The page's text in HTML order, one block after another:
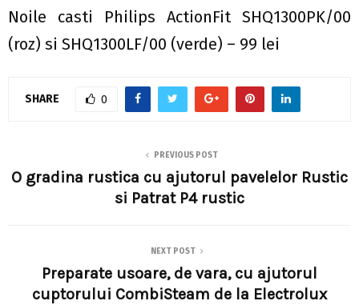
Noile casti Philips ActionFit SHQ1300PK/00
(roz) si SHQ1300LF/00 (verde) – 99 lei
SHARE 0
PREVIOUS POST
O gradina rustica cu ajutorul pavelelor Rustic
si Patrat P4 rustic
NEXT POST
Preparate usoare, de vara, cu ajutorul
cuptorului CombiSteam de la Electrolux